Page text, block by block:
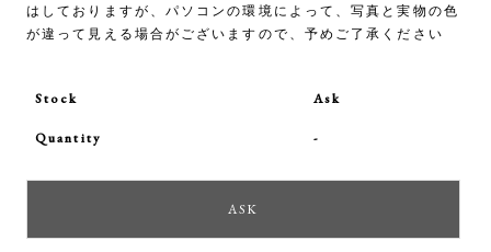
はしておりますが、パソコンの環境によって、写真と実物の色
が違って見える場合がございますので、予めご了承ください
Stock Ask
Quantity -